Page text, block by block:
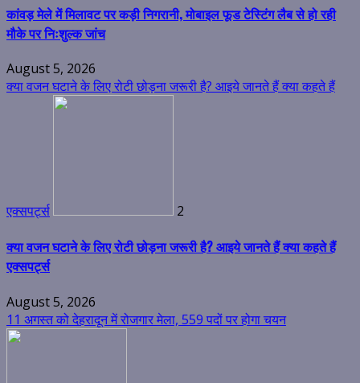
कांवड़ मेले में मिलावट पर कड़ी निगरानी, मोबाइल फूड टेस्टिंग लैब से हो रही
मौके पर निःशुल्क जांच
August 5, 2026
क्या वजन घटाने के लिए रोटी छोड़ना जरूरी है? आइये जानते हैं क्या कहते हैं
एक्सपर्ट्स 2
क्या वजन घटाने के लिए रोटी छोड़ना जरूरी है? आइये जानते हैं क्या कहते हैं
एक्सपर्ट्स
August 5, 2026
11 अगस्त को देहरादून में रोजगार मेला, 559 पदों पर होगा चयन